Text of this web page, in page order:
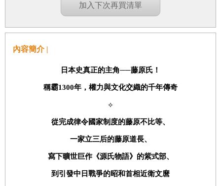
加入下次再買清單
內容簡介 |
日本史真正的主角──藤原氏！
稱霸1300年，權力與文化交織的千年傳奇
⟡
從完成律令國家制度的藤原不比等、
一家立三后的藤原道長、
寫下曠世巨作《源氏物語》的紫式部、
到引發中日戰爭的昭和首相近衛文麿